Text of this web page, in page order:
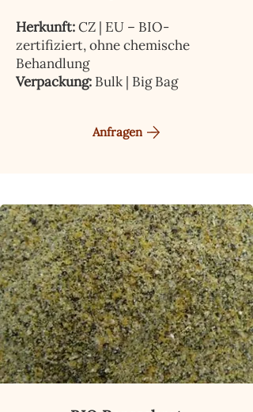
Herkunft:CZ | EU – BIO-
zertifiziert, ohne chemische
Behandlung
Verpackung: Bulk | Big Bag
Anfragen